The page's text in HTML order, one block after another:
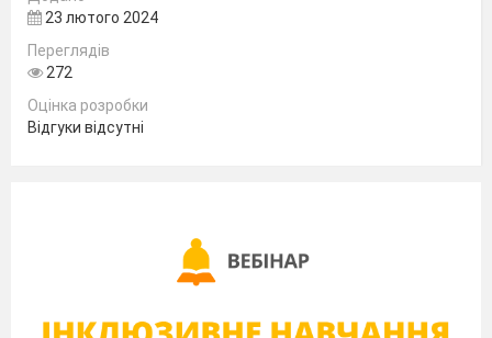
23 лютого 2024
Переглядів
272
Оцінка розробки
Відгуки відсутні